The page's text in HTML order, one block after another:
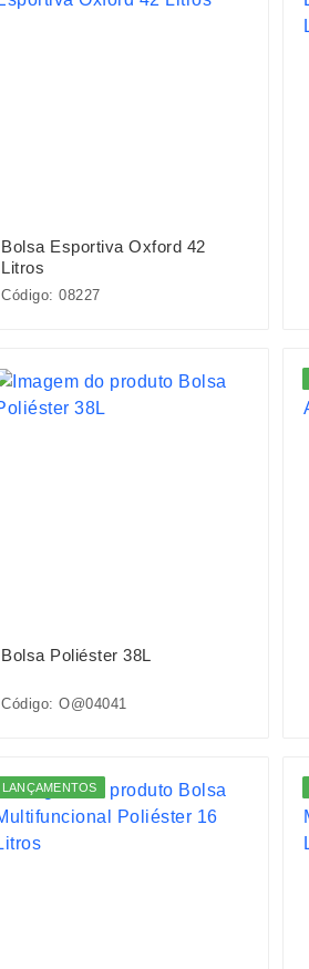
Bolsa Esportiva Oxford 42
Litros
Código: 08227
Bolsa Poliéster 38L
Código: O@04041
LANÇAMENTOS